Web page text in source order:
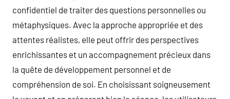
confidentiel de traiter des questions personnelles ou
métaphysiques. Avec la approche appropriée et des
attentes réalistes, elle peut offrir des perspectives
enrichissantes et un accompagnement précieux dans
la quête de développement personnel et de
compréhension de soi. En choisissant soigneusement